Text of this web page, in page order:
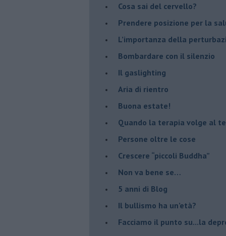
​Cosa sai del cervello?
Prendere posizione per la
L’importanza della
​Bombardare con il silenzio
Il gaslighting
Aria di rientro
Buona estate!
​Quando la terapia volge al
​Persone oltre le cose
​Crescere “piccoli Buddha”
Non va bene se…
​5 anni di Blog
​Il bullismo ha un’età?
Facciamo il punto su...la